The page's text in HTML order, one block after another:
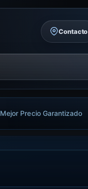
Contacto
Mejor Precio Garantizado